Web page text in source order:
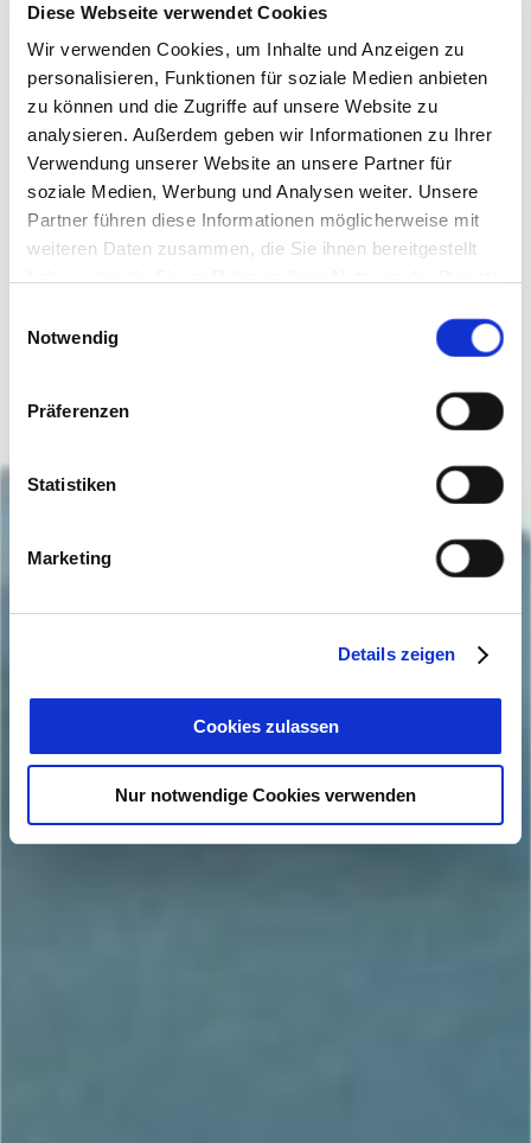
Diese Webseite verwendet Cookies
Wir verwenden Cookies, um Inhalte und Anzeigen zu
personalisieren, Funktionen für soziale Medien anbieten
zu können und die Zugriffe auf unsere Website zu
analysieren. Außerdem geben wir Informationen zu Ihrer
Verwendung unserer Website an unsere Partner für
soziale Medien, Werbung und Analysen weiter. Unsere
Partner führen diese Informationen möglicherweise mit
weiteren Daten zusammen, die Sie ihnen bereitgestellt
Cookies, wenn Sie unsere Webseite weiterhin nutzen.
Notwendig
Präferenzen
Statistiken
Marketing
Details zeigen
Cookies zulassen
Nur notwendige Cookies verwenden